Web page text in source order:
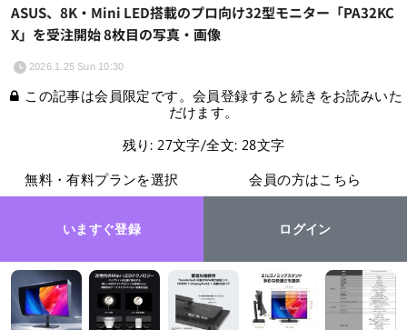
ASUS、8K・Mini LED搭載のプロ向け32型モニター「PA32KC
X」を受注開始 8枚目の写真・画像
2026.1.25 Sun 10:30
この記事は会員限定です。会員登録すると続きをお読みいた
だけます。
残り: 27文字/全文: 28文字
無料・有料プランを選択
いますぐ登録
会員の方はこちら
ログイン